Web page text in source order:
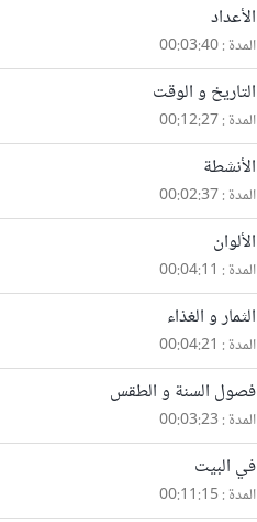
الأعداد
المدة : 00:03:40
التاريخ و الوقت
المدة : 00:12:27
الأنشطة
المدة : 00:02:37
الألوان
المدة : 00:04:11
الثمار و الغذاء
المدة : 00:04:21
فصول السنة و الطقس
المدة : 00:03:23
في البيت
المدة : 00:11:15